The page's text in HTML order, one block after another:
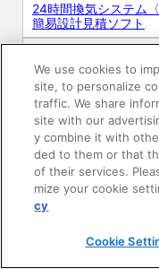
24時間換気システム
簡易設計見積ソフト
商品マスター申し込み
電子公告
We use cookies to
site, to personalize
traffic. We share
site with our
y combine it with
ded to them or that
of their services.
mize your cookie
cy
Cookie